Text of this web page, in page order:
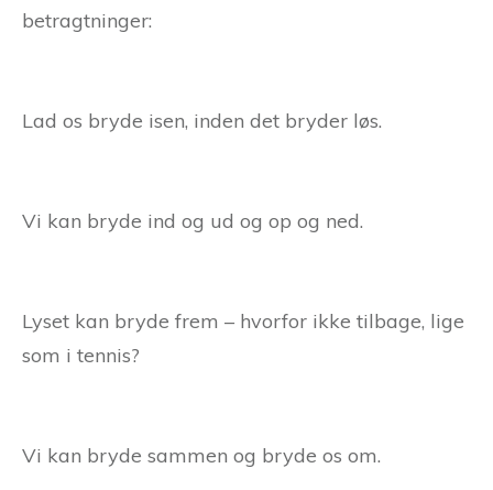
betragtninger:
Lad os bryde isen, inden det bryder løs.
Vi kan bryde ind og ud og op og ned.
Lyset kan bryde frem – hvorfor ikke tilbage, lige
som i tennis?
Vi kan bryde sammen og bryde os om.